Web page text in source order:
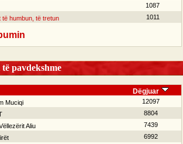
1087
të humbun, të tretun 1011
pavdekshme
Dëgjuar
Muciqi
12097
8804
Aliu
7439
6992